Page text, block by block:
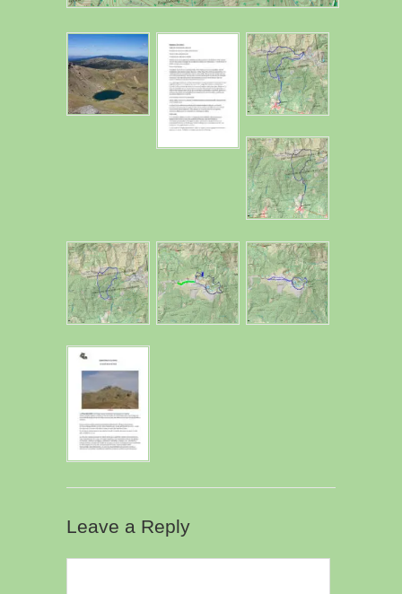
Leave a Reply